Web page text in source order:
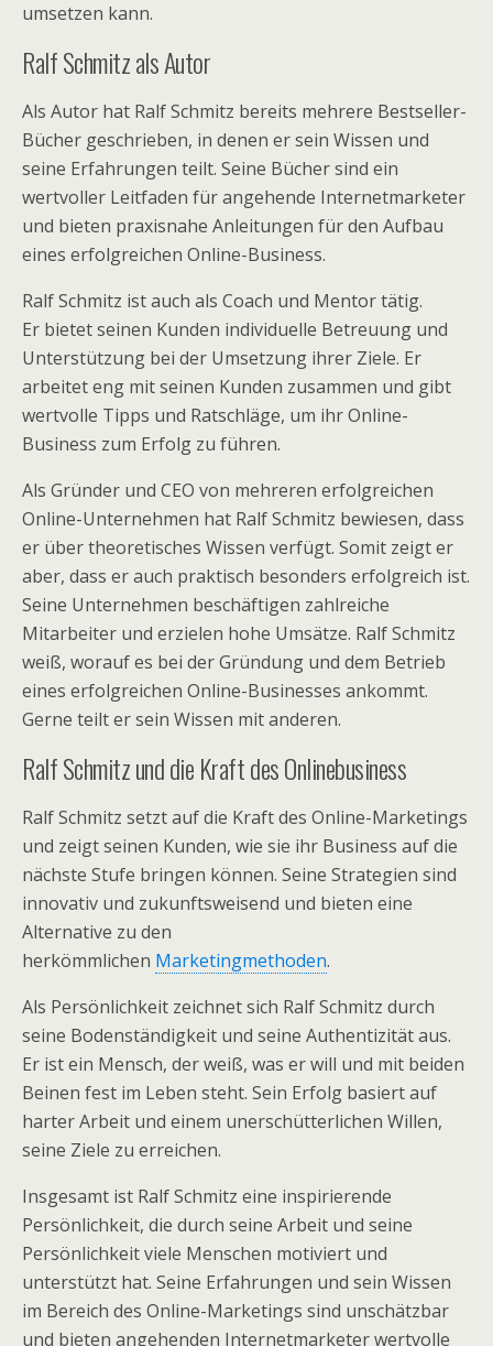
umsetzen kann.
Ralf Schmitz als Autor
Als Autor hat Ralf Schmitz bereits mehrere Bestseller-
Bücher geschrieben, in denen er sein Wissen und
seine Erfahrungen teilt. Seine Bücher sind ein
wertvoller Leitfaden für angehende Internetmarketer
und bieten praxisnahe Anleitungen für den Aufbau
eines erfolgreichen Online-Business.
Ralf Schmitz ist auch als Coach und Mentor tätig.
Er bietet seinen Kunden individuelle Betreuung und
Unterstützung bei der Umsetzung ihrer Ziele. Er
arbeitet eng mit seinen Kunden zusammen und gibt
wertvolle Tipps und Ratschläge, um ihr Online-
Business zum Erfolg zu führen.
Als Gründer und CEO von mehreren erfolgreichen
Online-Unternehmen hat Ralf Schmitz bewiesen, dass
er über theoretisches Wissen verfügt. Somit zeigt er
aber, dass er auch praktisch besonders erfolgreich ist.
Seine Unternehmen beschäftigen zahlreiche
Mitarbeiter und erzielen hohe Umsätze. Ralf Schmitz
weiß, worauf es bei der Gründung und dem Betrieb
eines erfolgreichen Online-Businesses ankommt.
Gerne teilt er sein Wissen mit anderen.
Ralf Schmitz und die Kraft des Onlinebusiness
Ralf Schmitz setzt auf die Kraft des Online-Marketings
und zeigt seinen Kunden, wie sie ihr Business auf die
nächste Stufe bringen können. Seine Strategien sind
innovativ und zukunftsweisend und bieten eine
Alternative zu den
herkömmlichen Marketingmethoden.
Als Persönlichkeit zeichnet sich Ralf Schmitz durch
seine Bodenständigkeit und seine Authentizität aus.
Er ist ein Mensch, der weiß, was er will und mit beiden
Beinen fest im Leben steht. Sein Erfolg basiert auf
harter Arbeit und einem unerschütterlichen Willen,
seine Ziele zu erreichen.
Insgesamt ist Ralf Schmitz eine inspirierende
Persönlichkeit, die durch seine Arbeit und seine
Persönlichkeit viele Menschen motiviert und
unterstützt hat. Seine Erfahrungen und sein Wissen
im Bereich des Online-Marketings sind unschätzbar
und bieten angehenden Internetmarketer wertvolle